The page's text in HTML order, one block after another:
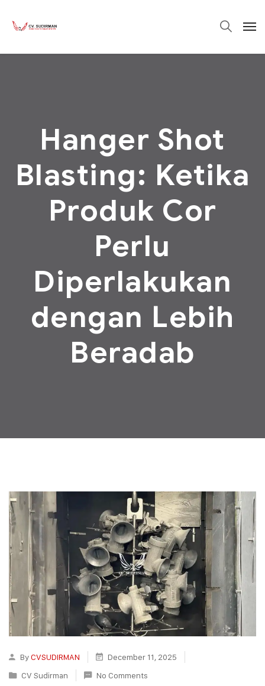
Hanger Shot
Blasting: Ketika
Produk Cor
Perlu
Diperlakukan
dengan Lebih
Beradab
ByCVSUDIRMAN
December 11, 2025
CV Sudirman
No Comments